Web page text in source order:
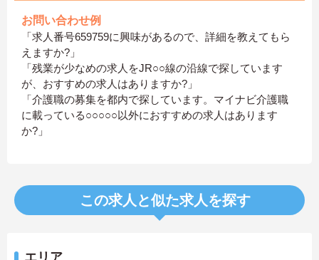
お問い合わせ例
「求人番号659759に興味があるので、詳細を教えてもら
えますか?」
「残業が少なめの求人をJR○○線の沿線で探しています
が、おすすめの求人はありますか?」
「介護職の募集を都内で探しています。マイナビ介護職
に載っている○○○○○以外におすすめの求人はあります
か?」
この求人と似た求人を探す